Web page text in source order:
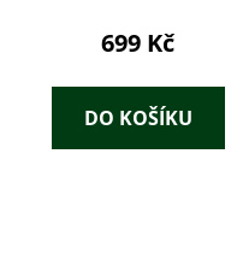
Hluchý a kol. (Biocont
699 Kč
DO KOŠÍKU